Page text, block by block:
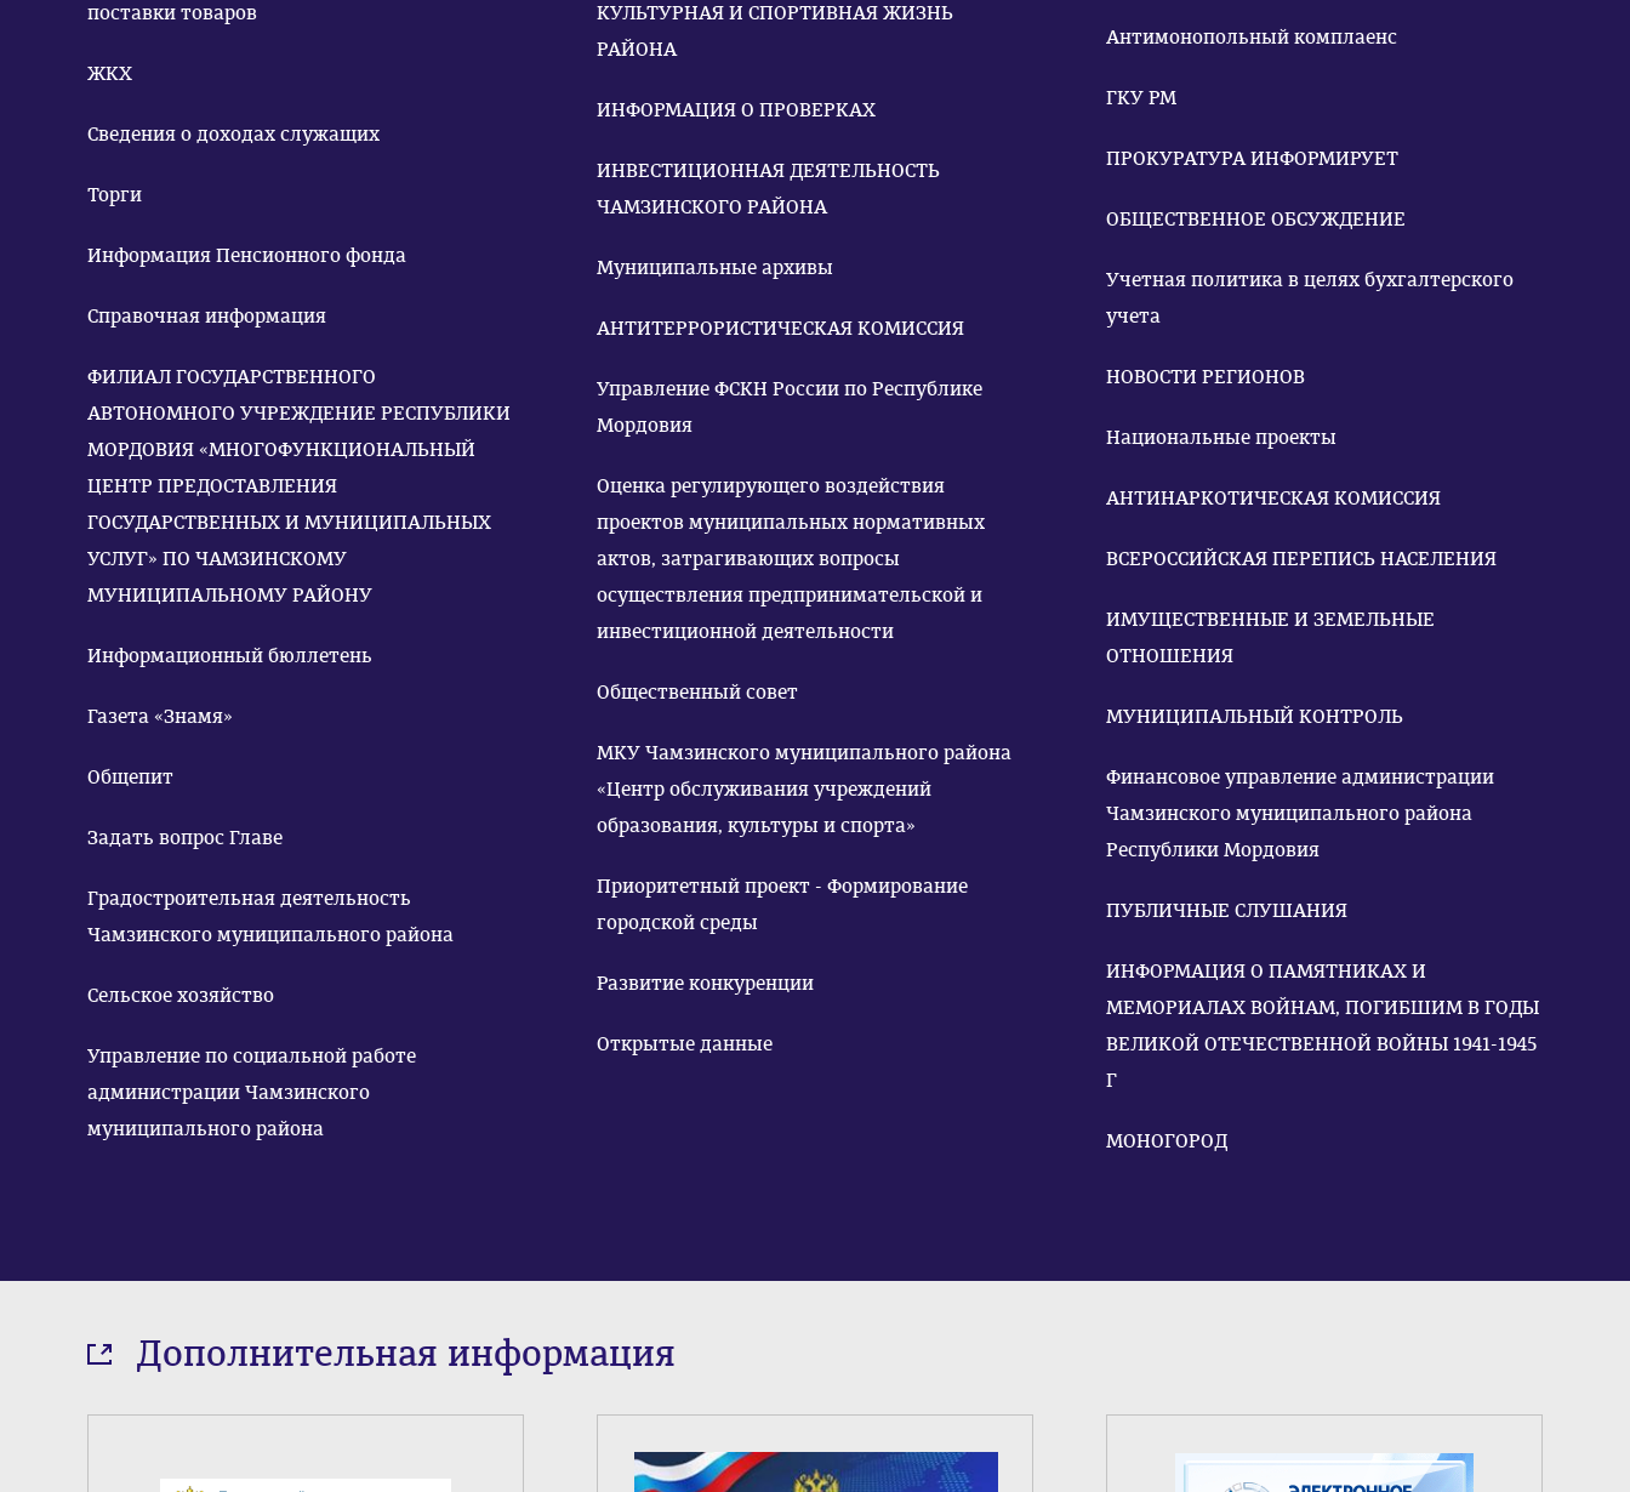
поставки товаров
ЖКХ
Сведения о доходах служащих
Торги
Информация Пенсионного фонда
Справочная информация
ФИЛИАЛ ГОСУДАРСТВЕННОГО
АВТОНОМНОГО УЧРЕЖДЕНИЕ РЕСПУБЛИКИ
МОРДОВИЯ «МНОГОФУНКЦИОНАЛЬНЫЙ
ЦЕНТР ПРЕДОСТАВЛЕНИЯ
ГОСУДАРСТВЕННЫХ И МУНИЦИПАЛЬНЫХ
УСЛУГ» ПО ЧАМЗИНСКОМУ
МУНИЦИПАЛЬНОМУ РАЙОНУ
Информационный бюллетень
Газета «Знамя»
Общепит
Задать вопрос Главе
Градостроительная деятельность
Чамзинского муниципального района
Сельское хозяйство
Управление по социальной работе
администрации Чамзинского
муниципального района
КУЛЬТУРНАЯ И СПОРТИВНАЯ ЖИЗНЬ
РАЙОНА
ИНФОРМАЦИЯ О ПРОВЕРКАХ
ИНВЕСТИЦИОННАЯ ДЕЯТЕЛЬНОСТЬ
ЧАМЗИНСКОГО РАЙОНА
Муниципальные архивы
АНТИТЕРРОРИСТИЧЕСКАЯ КОМИССИЯ
Управление ФСКН России по Республике
Мордовия
Оценка регулирующего воздействия
проектов муниципальных нормативных
актов, затрагивающих вопросы
осуществления предпринимательской и
инвестиционной деятельности
Общественный совет
МКУ Чамзинского муниципального района
«Центр обслуживания учреждений
образования, культуры и спорта»
Приоритетный проект - Формирование
городской среды
Развитие конкуренции
Открытые данные
Антимонопольный комплаенс
ГКУ РМ
ПРОКУРАТУРА ИНФОРМИРУЕТ
ОБЩЕСТВЕННОЕ ОБСУЖДЕНИЕ
Учетная политика в целях бухгалтерского
учета
НОВОСТИ РЕГИОНОВ
Национальные проекты
АНТИНАРКОТИЧЕСКАЯ КОМИССИЯ
ВСЕРОССИЙСКАЯ ПЕРЕПИСЬ НАСЕЛЕНИЯ
ИМУЩЕСТВЕННЫЕ И ЗЕМЕЛЬНЫЕ
ОТНОШЕНИЯ
МУНИЦИПАЛЬНЫЙ КОНТРОЛЬ
Финансовое управление администрации
Чамзинского муниципального района
Республики Мордовия
ПУБЛИЧНЫЕ СЛУШАНИЯ
ИНФОРМАЦИЯ О ПАМЯТНИКАХ И
МЕМОРИАЛАХ ВОЙНАМ, ПОГИБШИМ В ГОДЫ
ВЕЛИКОЙ ОТЕЧЕСТВЕННОЙ ВОЙНЫ 1941-1945
Г
МОНОГОРОД
Дополнительная информация